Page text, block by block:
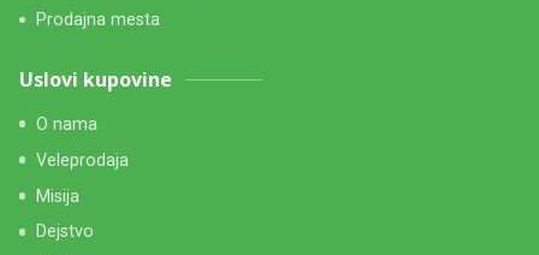
Prodajna mesta
Uslovi kupovine
O nama
Veleprodaja
Misija
Dejstvo